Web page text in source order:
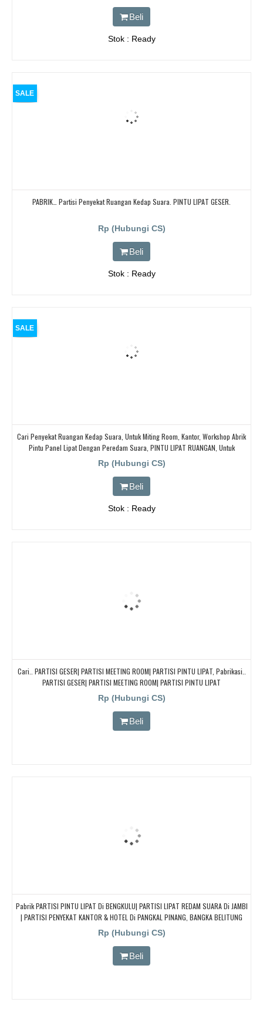
Beli
Stok : Ready
SALE
PABRIK… Partisi Penyekat Ruangan Kedap Suara. PINTU LIPAT GESER.
Rp (Hubungi CS)
Beli
Stok : Ready
SALE
Cari Penyekat Ruangan Kedap Suara, Untuk Miting Room, Kantor, Workshop Abrik
Pintu Panel Lipat Dengan Peredam Suara, PINTU LIPAT RUANGAN, Untuk
Ballroom, HOTEL,
Rp (Hubungi CS)
Beli
Stok : Ready
Cari.. PARTISI GESER| PARTISI MEETING ROOM| PARTISI PINTU LIPAT, Pabrikasi..
PARTISI GESER| PARTISI MEETING ROOM| PARTISI PINTU LIPAT
Rp (Hubungi CS)
Beli
Pabrik PARTISI PINTU LIPAT Di BENGKULU| PARTISI LIPAT REDAM SUARA Di JAMBI
| PARTISI PENYEKAT KANTOR & HOTEL Di PANGKAL PINANG, BANGKA BELITUNG
Rp (Hubungi CS)
Beli